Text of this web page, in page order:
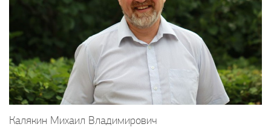
Калякин Михаил Владимирович